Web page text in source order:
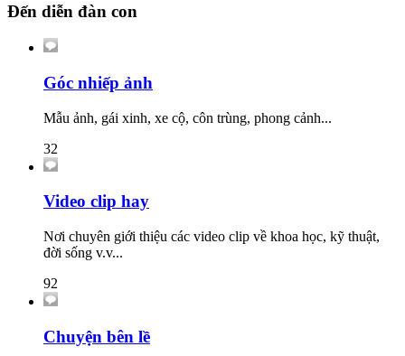
Đến diễn đàn con
Góc nhiếp ảnh
Mẫu ảnh, gái xinh, xe cộ, côn trùng, phong cảnh...
32
Video clip hay
Nơi chuyên giới thiệu các video clip về khoa học, kỹ thuật,
đời sống v.v...
92
Chuyện bên lề